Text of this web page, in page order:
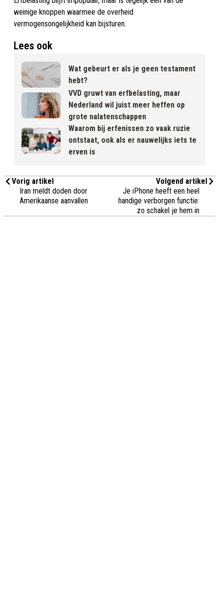
weinige knoppen waarmee de overheid
vermogensongelijkheid kan bijsturen.
Lees ook
Wat gebeurt er als je geen testament
hebt?
VVD gruwt van erfbelasting, maar
Nederland wil juist meer heffen op
grote nalatenschappen
Waarom bij erfenissen zo vaak ruzie
ontstaat, ook als er nauwelijks iets te
erven is
Vorig artikel
Iran meldt doden door
Amerikaanse aanvallen
Volgend artikel
Je iPhone heeft een heel
handige verborgen functie:
zo schakel je hem in